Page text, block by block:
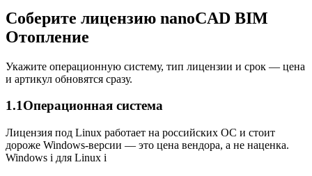
Соберите лицензию nanoCAD BIM
Отопление
Укажите операционную систему, тип лицензии и срок — цена
и артикул обновятся сразу.
1.1Операционная система
Лицензия под Linux работает на российских ОС и стоит
дороже Windows-версии — это цена вендора, а не наценка.
Windows i для Linux i